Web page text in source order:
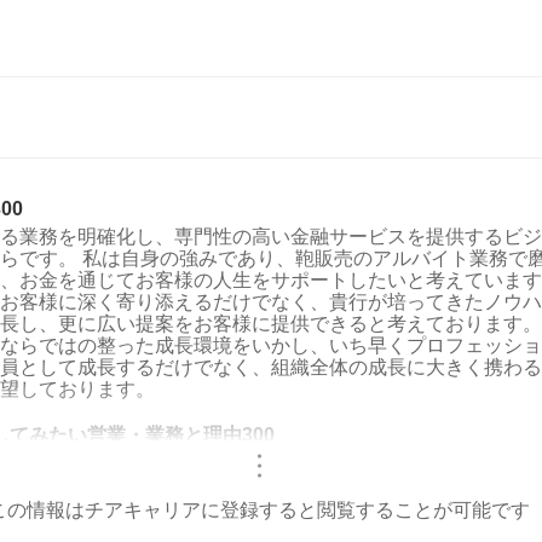
業務を明確化し、専門性の高い金融サービスを提供するビ
です。 私は自身の強みであり、鞄販売のアルバイト業務で
お金を通じてお客様の人生をサポートしたいと考えていま
客様に深く寄り添えるだけでなく、貴行が培ってきたノウ
し、更に広い提案をお客様に提供できると考えております
らではの整った成長環境をいかし、いち早くプロフェッシ
として成長するだけでなく、組織全体の成長に大きく携わ
しております。
てみたい営業・業務と理由300
・・・
の情報はチアキャリアに登録すると閲覧することが可能です